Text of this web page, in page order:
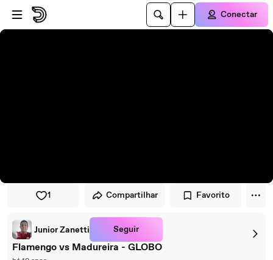
Pular para o player
Ir para o conteúdo principal
Conectar
1 Compartilhar Favorito
Junior Zanetti Seguir
Flamengo vs Madureira - GLOBO